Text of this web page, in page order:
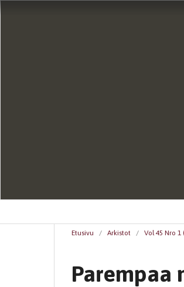
Etusivu / Arkistot / Vol 45 Nro 1
Parempaa